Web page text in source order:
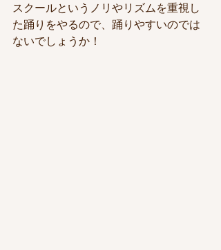
スクールというノリやリズムを重視し
た踊りをやるので、踊りやすいのでは
ないでしょうか！